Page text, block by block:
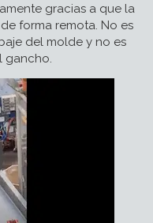
gracias a que la
forma remota. No es
del molde y no es
gancho.